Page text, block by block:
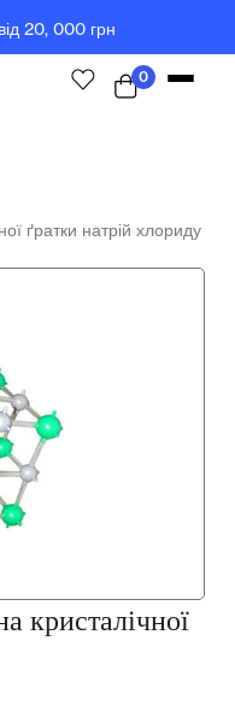
20, 000 грн
0
ґратки натрій хлориду
кристалічної